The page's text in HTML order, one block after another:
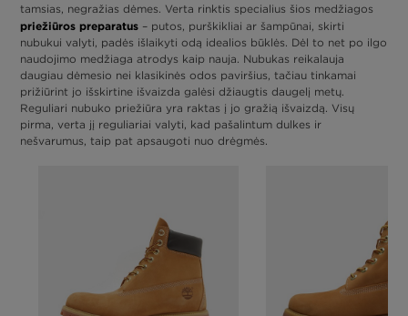
tamsias, negražias dėmes. Verta rinktis specialius šios medžiagos
priežiūros preparatus – putos, purškikliai ar šampūnai, skirti
nubukui valyti, padės išlaikyti odą idealios būklės. Dėl to net po ilgo
naudojimo medžiaga atrodys kaip nauja. Nubukas reikalauja
daugiau dėmesio nei klasikinės odos paviršius, tačiau tinkamai
prižiūrint jo išskirtine išvaizda galėsi džiaugtis daugelį metų.
Reguliari nubuko priežiūra yra raktas į jo gražią išvaizdą. Visų
pirma, verta jį reguliariai valyti, kad pašalintum dulkes ir
nešvarumus, taip pat apsaugoti nuo drėgmės.